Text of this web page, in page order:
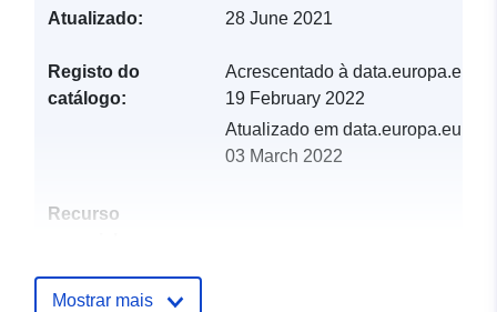
Atualizado: 28 June 2021
Registo do
catálogo:
Acrescentado à data.europa.eu:
19 February 2022
Atualizado em data.europa.eu:
03 March 2022
Recurso
Identificadores:
Mostrar mais